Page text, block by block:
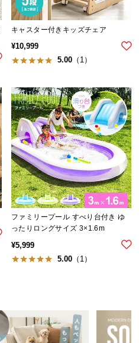
キャスター付きキッズチェア
¥10,999
5.00 （1）
ファミリープール すべり台付き ゆ
ったりロングサイズ 3×1.6m
¥5,999
5.00 （1）